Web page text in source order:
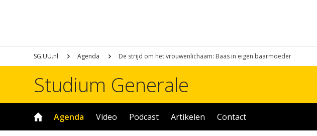
SG.UU.nl Agenda De strijd om het vrouwenlichaam: Baas in eigen baarmoeder
Studium Generale
Agenda Video Podcast Artikelen Contact